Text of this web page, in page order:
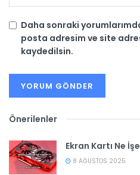
Daha sonraki
posta adresim ve site
kaydedilsin.
Önerilenler
Ekran Kartı Ne
8 AĞUSTOS 2025